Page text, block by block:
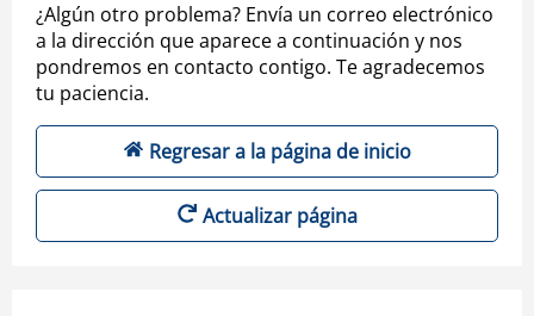
¿Algún otro problema? Envía un correo electrónico
a la dirección que aparece a continuación y nos
pondremos en contacto contigo. Te agradecemos
tu paciencia.
Regresar a la página de inicio
Actualizar página